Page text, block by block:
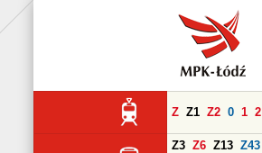
Z Z1 Z2 0 1 2
Z3 Z6 Z13 Z43